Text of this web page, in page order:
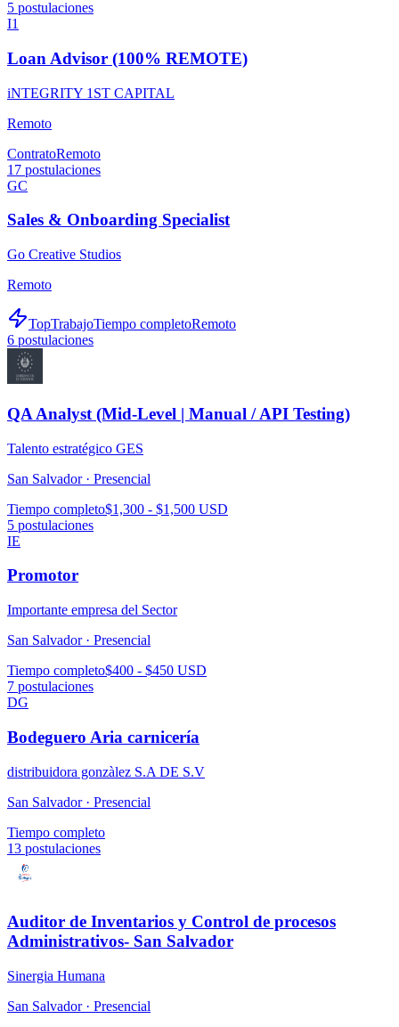
5 postulaciones
I1
Loan Advisor (100% REMOTE)
iNTEGRITY 1ST CAPITAL
Remoto
ContratoRemoto
17 postulaciones
GC
Sales & Onboarding Specialist
Go Creative Studios
Remoto
TopTrabajoTiempo completoRemoto
6 postulaciones
QA Analyst (Mid-Level | Manual / API Testing)
Talento estratégico GES
San Salvador · Presencial
Tiempo completo$1,300 - $1,500 USD
5 postulaciones
IE
Promotor
Importante empresa del Sector
San Salvador · Presencial
Tiempo completo$400 - $450 USD
7 postulaciones
DG
Bodeguero Aria carnicería
distribuidora gonzàlez S.A DE S.V
San Salvador · Presencial
Tiempo completo
13 postulaciones
Auditor de Inventarios y Control de procesos
Administrativos- San Salvador
Sinergia Humana
San Salvador · Presencial